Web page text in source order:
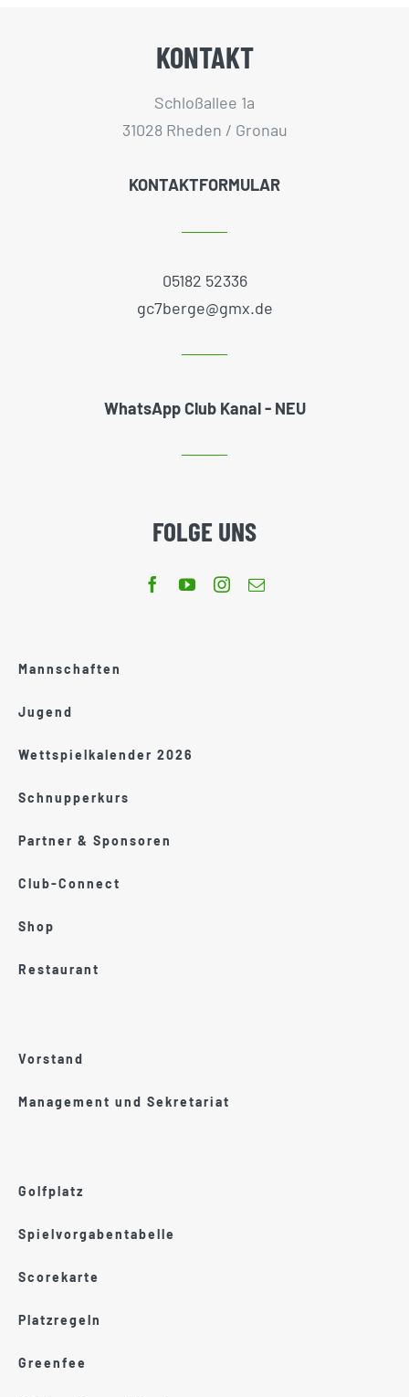
KONTAKT
Schloßallee 1a
31028 Rheden / Gronau
KONTAKTFORMULAR
05182 52336
gc7berge@gmx.de
WhatsApp Club Kanal - NEU
FOLGE UNS
Mannschaften
Jugend
Wettspielkalender 2026
Schnupperkurs
Partner & Sponsoren
Club-Connect
Shop
Restaurant
Vorstand
Management und Sekretariat
Golfplatz
Spielvorgabentabelle
Scorekarte
Platzregeln
Greenfee